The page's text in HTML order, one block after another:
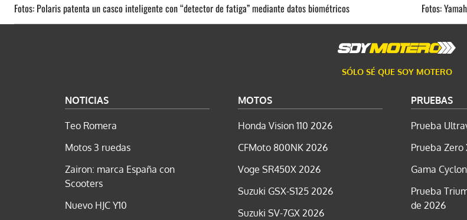
Fotos: Polaris patenta un casco inteligente con “detector de fatiga” mediante datos biométricos Fotos:
SÓLO SÉ QUE SOY MOTERO
NOTICIAS
Teo Romera
Motos 3 ruedas
Zairon: marca España con
Scooters
Nuevo HJC Y10
MOTOS
Honda Vision 110 2026
CFMoto 800NK 2026
Voge SR450X 2026
Suzuki GSX-S125 2026
Suzuki SV-7GX 2026
PRUEBAS
Prueba
Prueba Zero
Gama
Prueba
de 2026